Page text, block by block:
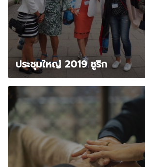
ประชุมใหญ่ 2019 ซูริก